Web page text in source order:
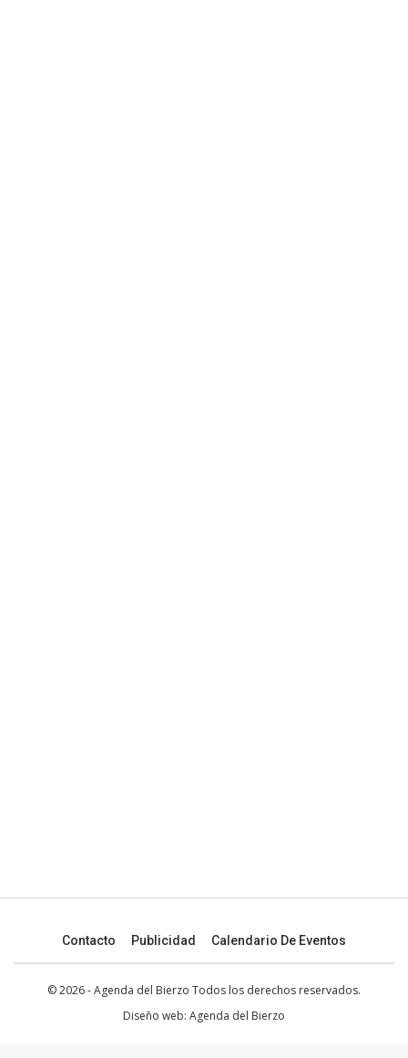
Contacto Publicidad Calendario De Eventos
© 2026 - Agenda del Bierzo Todos los derechos reservados.
Diseño web: Agenda del Bierzo